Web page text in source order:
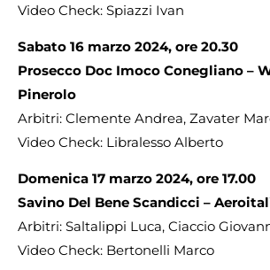
Video Check: Spiazzi Ivan
Sabato 16 marzo 2024, ore 20.30
Prosecco Doc Imoco Conegliano –
Pinerolo
Arbitri: Clemente Andrea, Zavater
Video Check: Libralesso Alberto
Domenica 17 marzo 2024, ore 17.00
Savino Del Bene Scandicci –
Arbitri: Saltalippi Luca, Ciaccio
Video Check: Bertonelli Marco